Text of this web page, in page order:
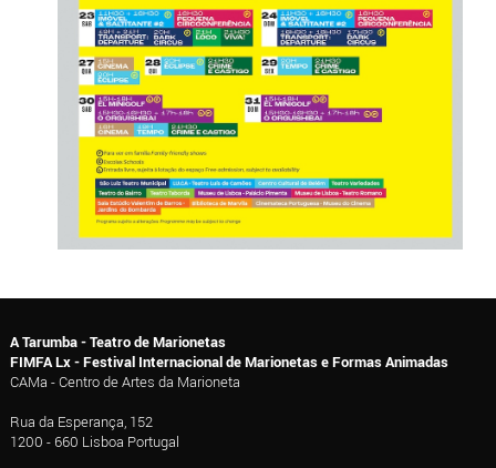
A Tarumba - Teatro de Marionetas
FIMFA Lx - Festival Internacional de Marionetas e Formas Animadas
CAMa - Centro de Artes da Marioneta
Rua da Esperança, 152
1200 - 660 Lisboa Portugal